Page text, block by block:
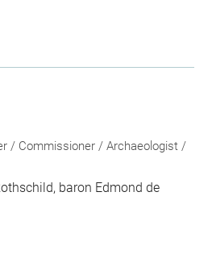
/ Commissioner / Archaeologist /
baron Edmond de